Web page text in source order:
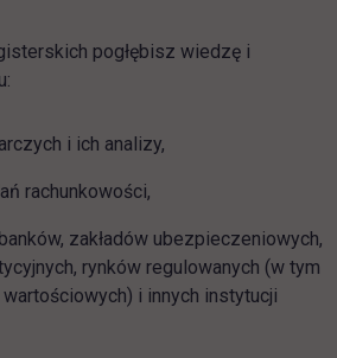
pogłębisz wiedzę i
i ich analizy,
rachunkowości,
zakładów ubezpieczeniowych,
rynków regulowanych (w tym
i innych instytucji